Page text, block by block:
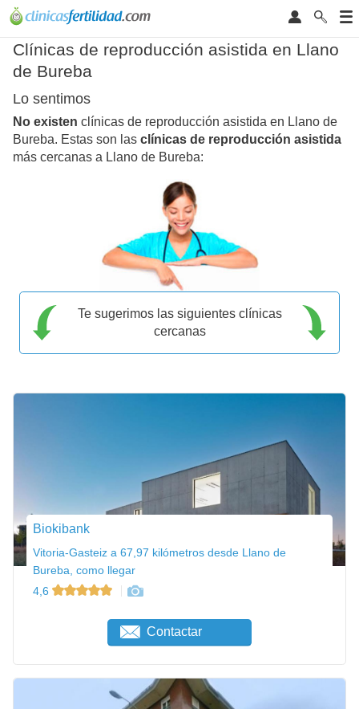
Clínicas de reproducción asistida en Llano
de Bureba
Lo sentimos
No existen clínicas de reproducción asistida en Llano de
Bureba. Estas son las clínicas de reproducción asistida
más cercanas a Llano de Bureba:
Te sugerimos las siguientes clínicas
cercanas
Biokibank
Vitoria-Gasteiz a 67,97 kilómetros desde Llano de
Bureba, como llegar
4,6
Contactar